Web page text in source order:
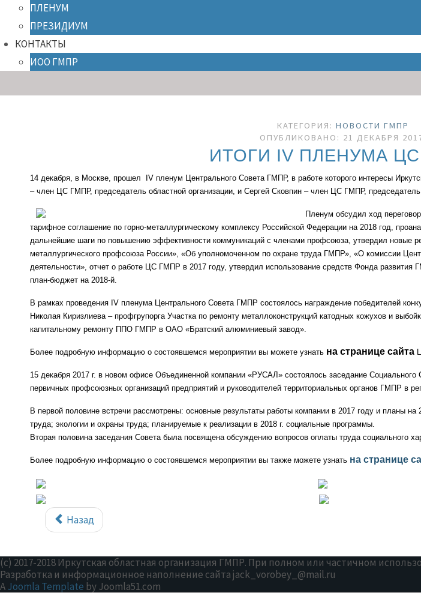
ПЛЕНУМ
ПРЕЗИДИУМ
КОНТАКТЫ
ИОО ГМПР
КАТЕГОРИЯ: НОВОСТИ ГМПР
ОПУБЛИКОВАНО: 21 ДЕКАБРЯ
ИТОГИ IV ПЛЕНУМА
14 декабря, в Москве, прошел IV пленум Центрального Совета ГМПР, в работе которого интересы
– член ЦС ГМПР, председатель областной организации, и Сергей Сковпин – член ЦС ГМПР,
Пленум обсудил ход
тарифное соглашение по горно-металлургическому комплексу Российской Федерации на 2018 год,
дальнейшие шаги по повышению эффективности коммуникаций с членами профсоюза, утвердил новые
металлургического профсоюза России», «Об уполномоченном по охране труда ГМПР», «О комиссии
деятельности», отчет о работе ЦС ГМПР в 2017 году, утвердил использование средств Фонда
план-бюджет на 2018-й.
В рамках проведения IV пленума Центрального Совета ГМПР состоялось награждение победителей
Николая Киризлиева – профгрупорга Участка по ремонту металлоконструкций катодных кожухов и
капитальному ремонту ППО ГМПР в ОАО «Братский алюминиевый завод».
Более подробную информацию о состоявшемся мероприятии вы можете узнать на странице сайта
15 декабря 2017 г. в новом офисе Объединенной компании «РУСАЛ» состоялось заседание Социального
первичных профсоюзных организаций предприятий и руководителей территориальных органов ГМПР в
В первой половине встречи рассмотрены: основные результаты работы компании в 2017 году и планы на
труда; экологии и охраны труда; планируемые к реализации в 2018 г. социальные программы.
Вторая половина заседания Совета была посвящена обсуждению вопросов оплаты труда социального
Более подробную информацию о состоявшемся мероприятии вы также можете узнать на странице
Назад
(c) 2017-2018 Иркутская областная организация ГМПР. При полном или частичном
Разработка и информационное наполнение сайта jack_vorobey_@mail.ru
AJoomla Template by Joomla51.com